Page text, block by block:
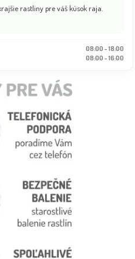
rastliny pre váš kúsok raja.
08:00 - 18:00
08:00 - 16:00